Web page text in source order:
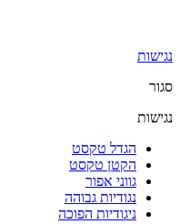
נגישות
סגור
נגישות
הגדל טקסט
הקטן טקסט
גווני אפור
נגודיות גבוהה
ניגודיות הפוכה